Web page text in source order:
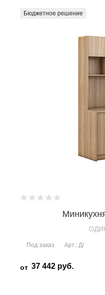
Бюджетное решение
Под заказ Арт.: Д/
от 37 442 руб.